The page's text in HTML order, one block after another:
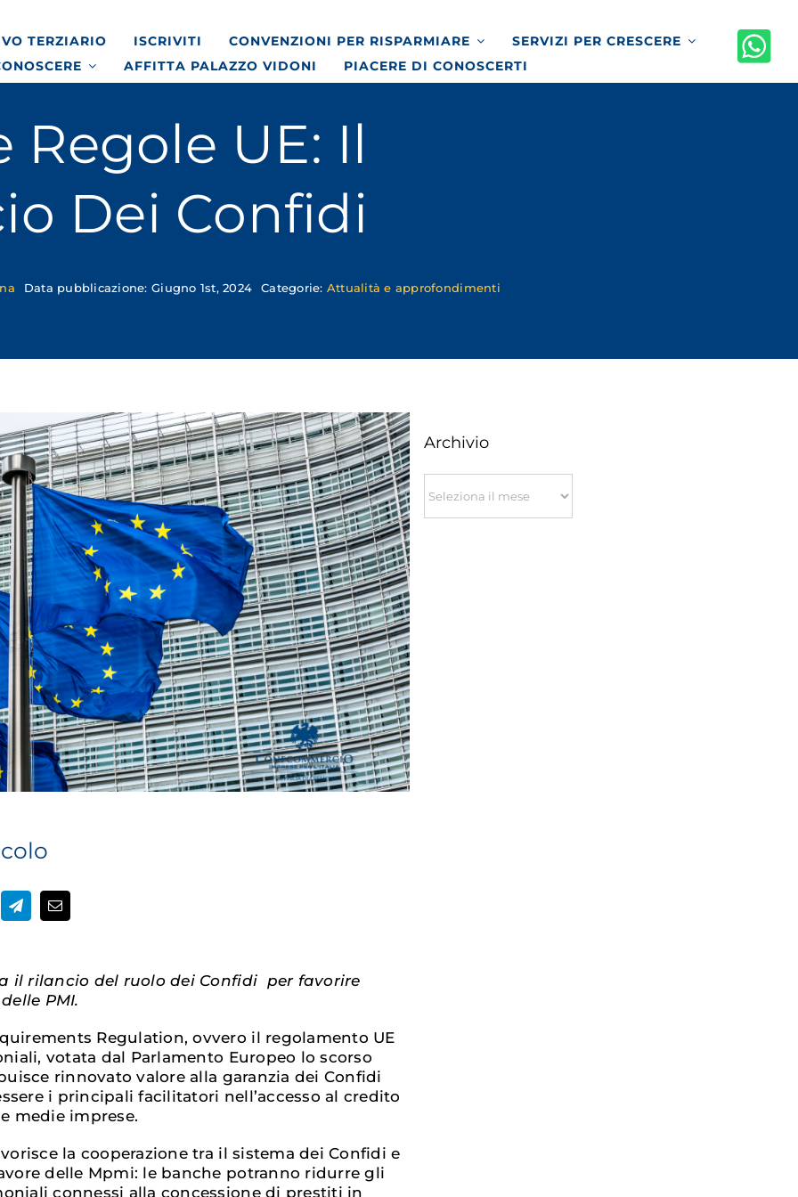
TERZIARIO ISCRIVITI CONVENZIONI PER RISPARMIARE
SERVIZI PER CRESCERE
AFFITTA PALAZZO VIDONI PIACERE DI CONOSCERTI
Regole UE: Il
Dei Confidi
Data pubblicazione: Giugno 1st, 2024 Categorie: Attualità e approfondimenti
il rilancio del ruolo dei Confidi per favorire
PMI.
Regulation, ovvero il regolamento UE
votata dal Parlamento Europeo lo scorso
rinnovato valore alla garanzia dei Confidi
i principali facilitatori nell’accesso al credito
medie imprese.
la cooperazione tra il sistema dei Confidi e
delle Mpmi: le banche potranno ridurre gli
connessi alla concessione di prestiti in
Archivio